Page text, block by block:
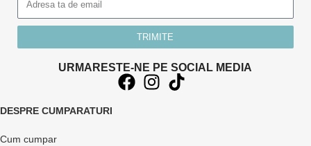
TRIMITE
URMARESTE-NE PE SOCIAL MEDIA
DESPRE CUMPARATURI
Cum cumpar